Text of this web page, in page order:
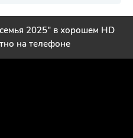
2025" в хорошем HD
на телефоне